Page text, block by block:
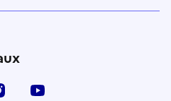
Instagram